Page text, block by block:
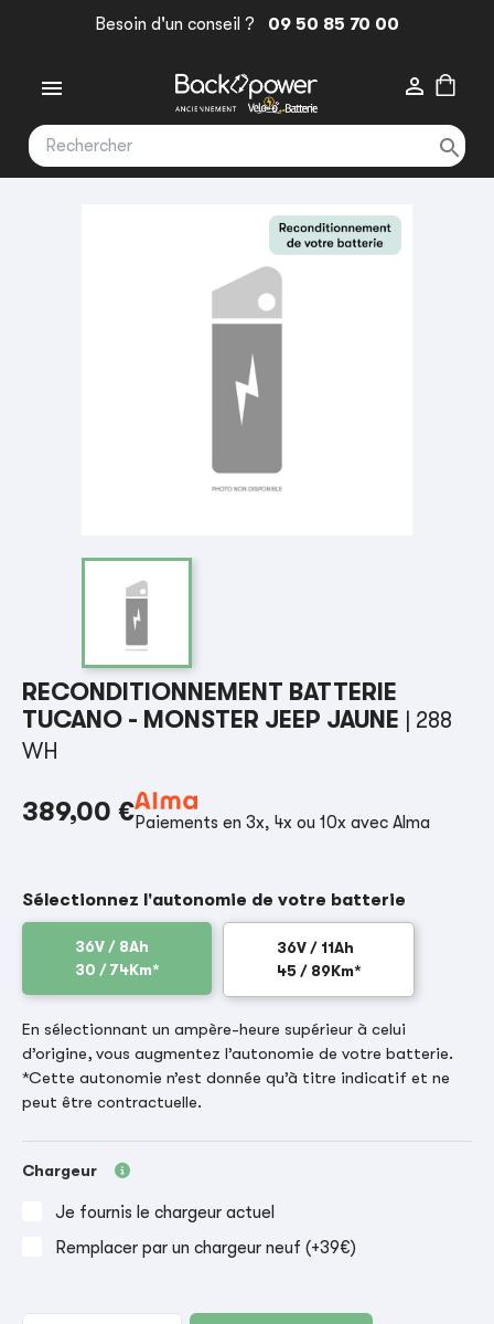
Besoin d'un conseil ? 09 50 85 70 00
 

RECONDITIONNEMENT BATTERIE
TUCANO - MONSTER JEEP JAUNE
| 288
WH
389,00 €Paiements en 3x, 4x ou 10x avec Alma
Sélectionnez l'autonomie de votre batterie
36V / 8Ah
30 / 74Km*
36V / 11Ah
45 / 89Km*
En sélectionnant un ampère-heure supérieur à celui
d’origine, vous augmentez l’autonomie de votre batterie.
*Cette autonomie n’est donnée qu’à titre indicatif et ne
peut être contractuelle.
Chargeur
Je fournis le chargeur actuel
Remplacer par un chargeur neuf (+39€)